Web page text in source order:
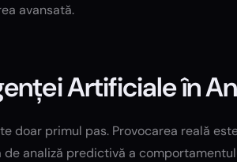
avansată.
Artificiale în
doar primul pas. Provocarea reală
analiză predictivă a